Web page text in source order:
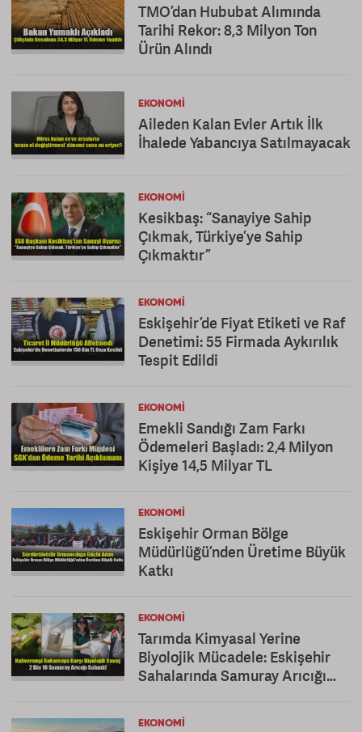
TMO’dan Hububat Alımında
Tarihi Rekor: 8,3 Milyon Ton
Ürün Alındı
EKONOMI
Aileden Kalan Evler Artık İlk
İhalede Yabancıya Satılmayacak
EKONOMI
Kesikbaş: “Sanayiye Sahip
Çıkmak, Türkiye’ye Sahip
Çıkmaktır”
EKONOMI
Eskişehir’de Fiyat Etiketi ve Raf
Denetimi: 55 Firmada Aykırılık
Tespit Edildi
EKONOMI
Emekli Sandığı Zam Farkı
Ödemeleri Başladı: 2,4 Milyon
Kişiye 14,5 Milyar TL
EKONOMI
Eskişehir Orman Bölge
Müdürlüğü’nden Üretime Büyük
Katkı
EKONOMI
Tarımda Kimyasal Yerine
Biyolojik Mücadele: Eskişehir
Sahalarında Samuray Arıcığı
EKONOMI